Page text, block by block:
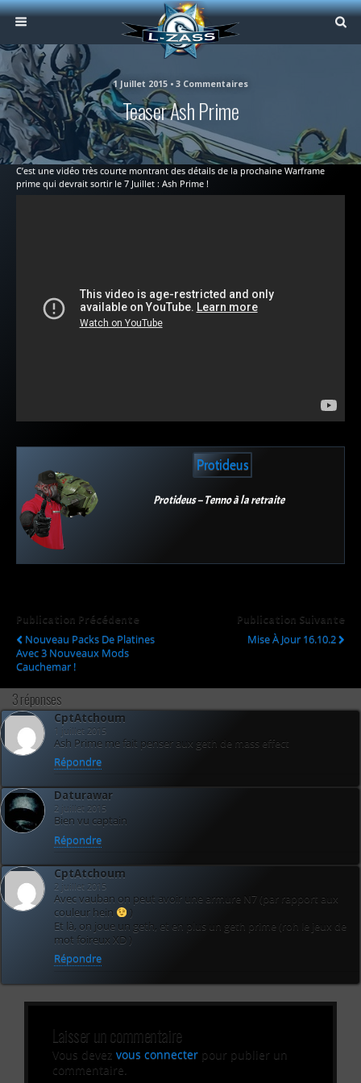
1 Juillet 2015 • 3 Commentaires
Teaser Ash Prime
C’est une vidéo très courte montrant des détails de la prochaine Warframe
prime qui devrait sortir le 7 Juillet : Ash Prime !
Protideus
Protideus – Tenno à la retraite
Publication Précédente
Nouveau Packs De Platines
Avec 3 Nouveaux Mods
Cauchemar !
Publication Suivante
Mise À Jour 16.10.2
3 réponses
CptAtchoum
1 juillet 2015
Ash Prime me fait penser aux geth de mass effect
Répondre
Daturawar
2 juillet 2015
Bien vu captain
Répondre
CptAtchoum
2 juillet 2015
Avec vauban on peut avoir une armure N7 (par rapport aux
couleur hein
)
Et là, on joue un geth, et en plus un geth prime (roh le jeux de
mot foireux XD )
Répondre
Laisser un commentaire
Vous devez vous connecter pour publier un
commentaire.